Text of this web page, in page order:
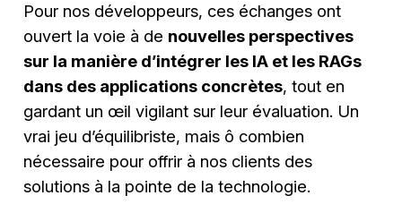
Pour nos développeurs, ces échanges ont
ouvert la voie à de nouvelles perspectives
sur la manière d’intégrer les IA et les RAGs
dans des applications concrètes, tout en
gardant un œil vigilant sur leur évaluation. Un
vrai jeu d’équilibriste, mais ô combien
nécessaire pour offrir à nos clients des
solutions à la pointe de la technologie.